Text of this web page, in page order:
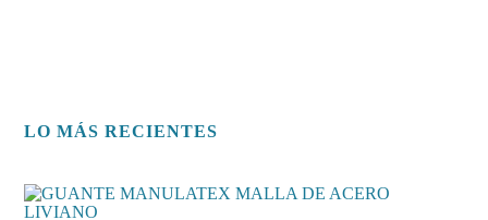
LO MÁS RECIENTES